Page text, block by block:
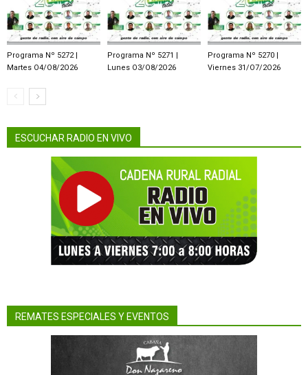
Programa Nº 5272 |
Martes O4/O8/2O26
Programa Nº 5271 |
Lunes O3/O8/2O26
Programa Nº 5270 |
Viernes 31/O7/2O26
ESCUCHAR RADIO EN VIVO
REMATES ESPECIALES Y EVENTOS